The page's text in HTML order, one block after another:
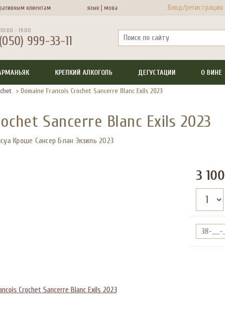
клиентам язык |мова Вход/регистрация
- 19:00
999-33-11
КРЕПКИЙ АЛКОГОЛЬ ДЕГУСТАЦИИ О ВИНЕ
> Domaine Francois Crochet Sancerre Blanc Exils 2023
Sancerre Blanc Exils 2023
Кроше Сансер Блан Экзиль 2023
3 100